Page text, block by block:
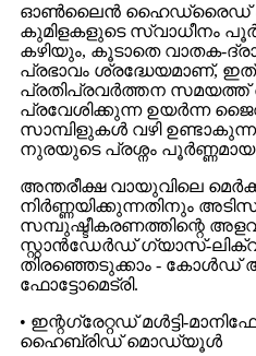
ഓൺലൈൻ ഹൈഡ്രൈഡ്
കുമിളകളുടെ സ്വാധീനം
കഴിയും, കൂടാതെ വാതക-
പ്രഭാവം ശ്രദ്ധേയമാണ്, ഇത്
പ്രതിപ്രവർത്തന സമയത്ത്
പ്രവേശിക്കുന്ന ഉയർന്ന
സാമ്പിളുകൾ വഴി
നുരയുടെ പ്രശ്നം
അന്തരീക്ഷ വായുവിലെ
നിർണ്ണയിക്കുന്നതിനും
സമ്പുഷ്ടീകരണത്തിന്റെ
സ്റ്റാൻഡേർഡ് ഗ്യാസ്-
തിരഞ്ഞെടുക്കാം -
ഫോട്ടോമെട്രി.
• ഇന്റഗ്രേറ്റഡ് മൾട്ടി-
ഹൈബ്രിഡ് മൊഡ്യൂൾ